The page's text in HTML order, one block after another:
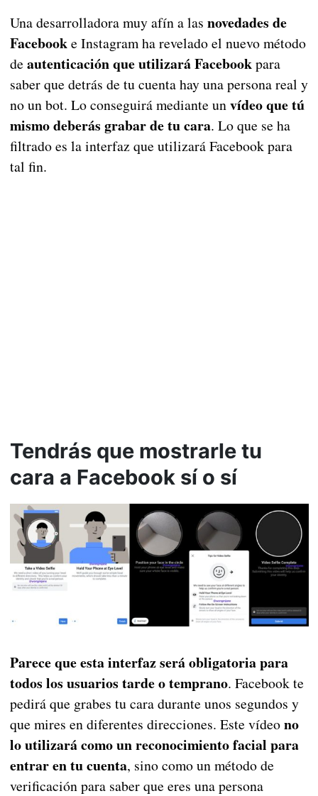
Una desarrolladora muy afín a las novedades de
Facebooke Instagram ha revelado el nuevo método
de autenticación que utilizará Facebookpara
saber que detrás de tu cuenta hay una persona real y
no un bot. Lo conseguirá mediante unvídeo que tú
mismo deberás grabar de tu cara. Lo que se ha
filtrado es la interfaz que utilizará Facebook para
tal fin.
Tendrás que mostrarle tu
cara a Facebook sí o sí
Parece que esta interfaz será obligatoria para
todos los usuarios tarde o temprano. Facebook te
pedirá que grabes tu cara durante unos segundos y
que mires en diferentes direcciones. Este vídeono
lo utilizará como un reconocimiento facial para
entrar en tu cuenta, sino como un método de
verificación para saber que eres una persona